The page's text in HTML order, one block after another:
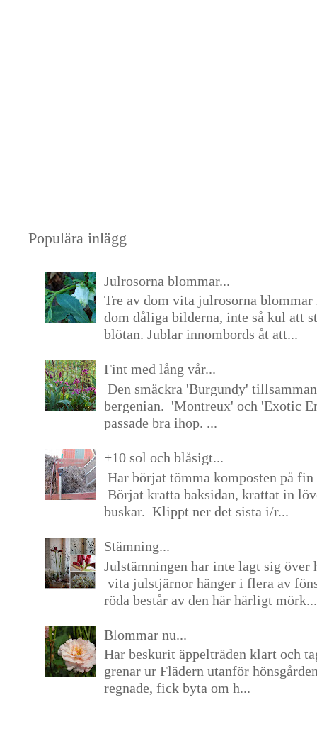
Populära inlägg
Julrosorna blommar...
Tre av dom vita julrosorna blommar
dom dåliga bilderna, inte så kul att
blötan. Jublar innombords åt att...
Fint med lång vår...
Den smäckra 'Burgundy'
bergenian. 'Montreux' och 'Exotic
passade bra ihop. ...
+10 sol och blåsigt...
Har börjat tömma komposten på
Börjat kratta baksidan, krattat in
buskar. Klippt ner det sista i/r...
Stämning...
Julstämningen har inte lagt sig över
vita julstjärnor hänger i flera av
röda består av den här härligt mörk...
Blommar nu...
Har beskurit äppelträden klart och
grenar ur Flädern utanför
regnade, fick byta om h...